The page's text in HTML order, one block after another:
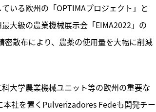
いる欧州の「OPTIMAプロジェクト」と
大級の農業機械展示会「EIMA2022」の
散布により、農薬の使用量を大幅に削減
大学農業機械ユニット等の欧州の重要な
社を置くPulverizadores Fedeも開発チー